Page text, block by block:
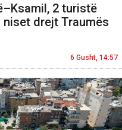
2 turistë
drejt Traumës
6 Gusht, 14:57